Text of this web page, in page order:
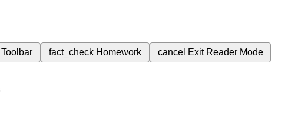
Toolbar fact_check Homework cancel Exit Reader Mode